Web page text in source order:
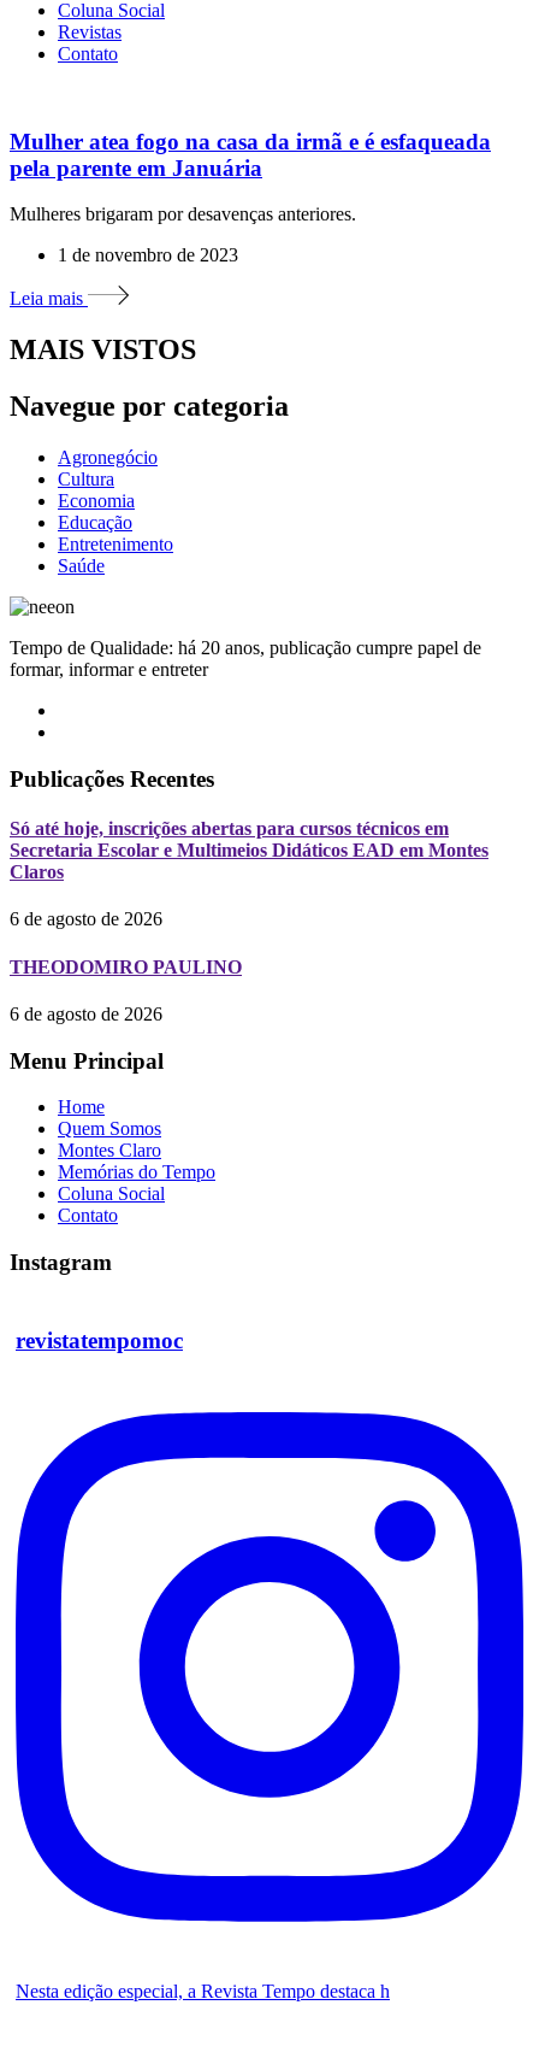
Coluna Social
Revistas
Contato
Mulher atea fogo na casa da irmã e é esfaqueada
pela parente em Januária
Mulheres brigaram por desavenças anteriores.
1 de novembro de 2023
Leia mais
MAIS VISTOS
Navegue por categoria
Agronegócio
Cultura
Economia
Educação
Entretenimento
Saúde
Tempo de Qualidade: há 20 anos, publicação cumpre papel de
formar, informar e entreter
Publicações Recentes
Só até hoje, inscrições abertas para cursos técnicos em
Secretaria Escolar e Multimeios Didáticos EAD em Montes
Claros
6 de agosto de 2026
THEODOMIRO PAULINO
6 de agosto de 2026
Menu Principal
Home
Quem Somos
Montes Claro
Memórias do Tempo
Coluna Social
Contato
Instagram
revistatempomoc
Nesta edição especial, a Revista Tempo destaca h